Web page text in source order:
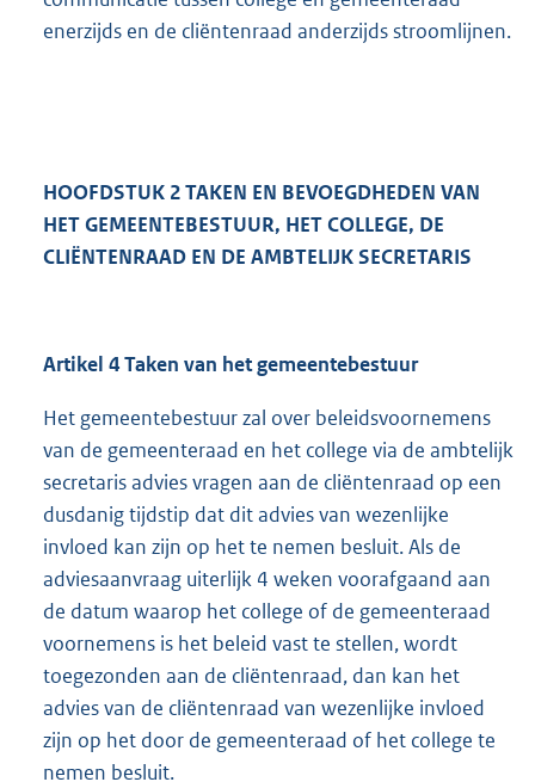
enerzijds en de cliëntenraad anderzijds stroomlijnen.
HOOFDSTUK 2 TAKEN EN BEVOEGDHEDEN VAN
HET GEMEENTEBESTUUR, HET COLLEGE, DE
CLIËNTENRAAD EN DE AMBTELIJK SECRETARIS
Artikel 4 Taken van het gemeentebestuur
Het gemeentebestuur zal over beleidsvoornemens
van de gemeenteraad en het college via de ambtelijk
secretaris advies vragen aan de cliëntenraad op een
dusdanig tijdstip dat dit advies van wezenlijke
invloed kan zijn op het te nemen besluit. Als de
adviesaanvraag uiterlijk 4 weken voorafgaand aan
de datum waarop het college of de gemeenteraad
voornemens is het beleid vast te stellen, wordt
toegezonden aan de cliëntenraad, dan kan het
advies van de cliëntenraad van wezenlijke invloed
zijn op het door de gemeenteraad of het college te
nemen besluit.